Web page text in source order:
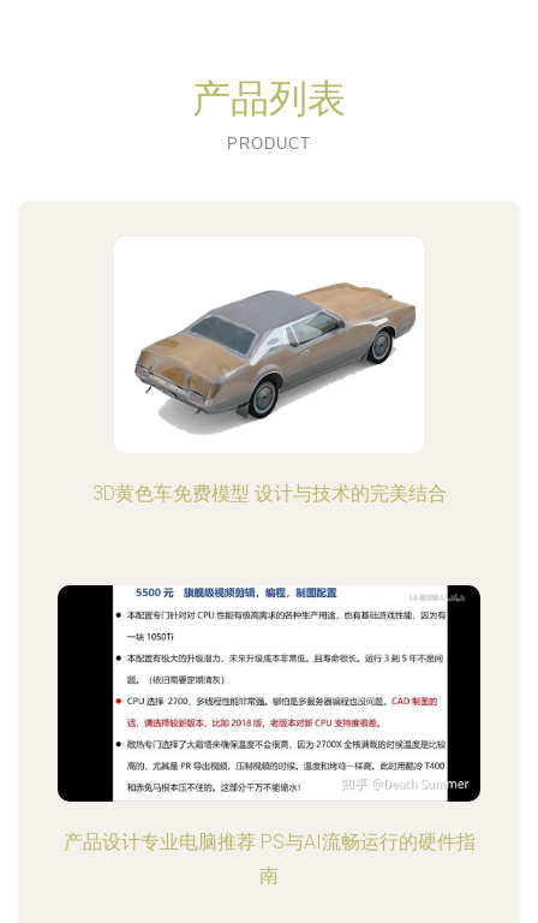
产品列表
PRODUCT
3D黄色车免费模型 设计与技术的完美结合
产品设计专业电脑推荐 PS与AI流畅运行的硬件指
南